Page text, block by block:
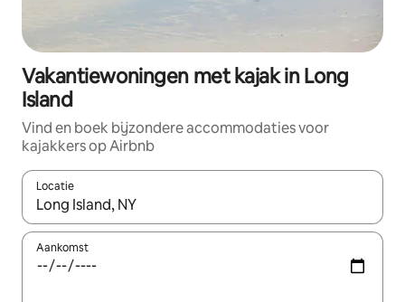
Vakantiewoningen met kajak in Long
Island
Vind en boek bijzondere accommodaties voor
kajakkers op Airbnb
Locatie
Wanneer er resultaten beschikbaar zijn, maak je een keuze
Aankomst